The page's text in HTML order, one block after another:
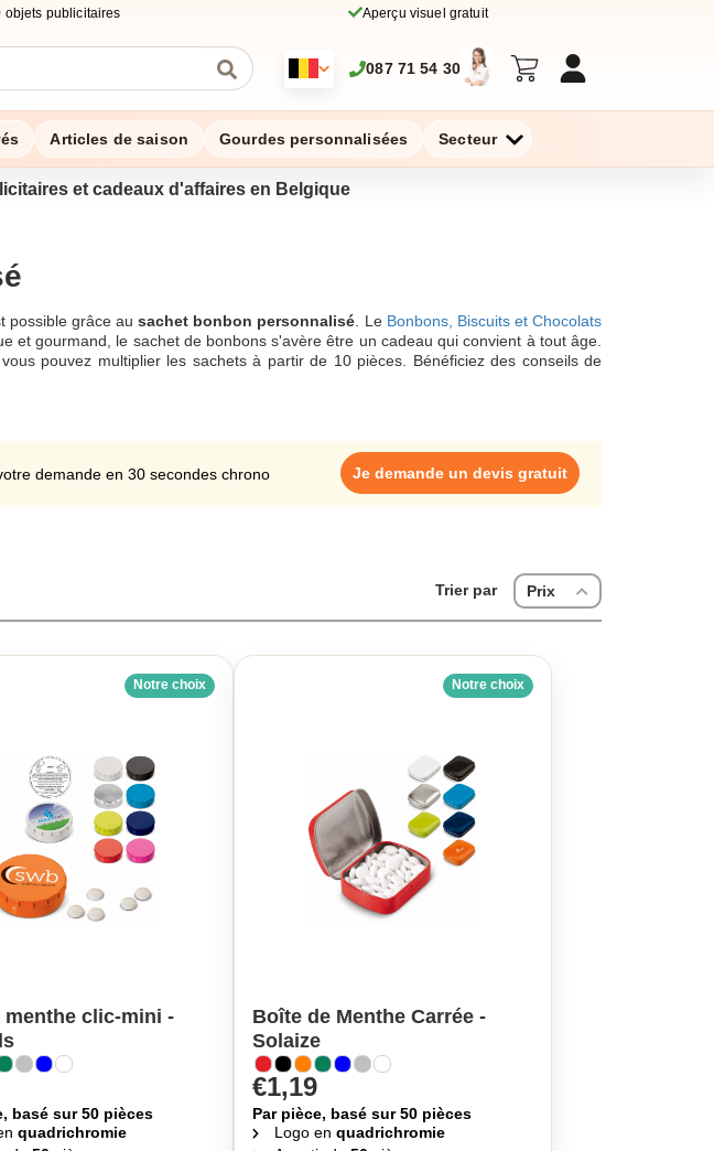
objets publicitaires Aperçu visuel gratuit
087 71 54 30
Articles de saison Gourdes personnalisées Secteur
et cadeaux d'affaires en Belgique
possible grâce ausachet bonbon personnalisé . Le Bonbons, Biscuits et Chocolats
et gourmand, le sachet de bonbons s'avère être un cadeau qui convient à tout âge.
pouvez multiplier les sachets à partir de 10 pièces. Bénéficiez des conseils de
toutes nos offres à petit prix.
le cadeau personnalisé aux couleurs de votre entreprise
demande en 30 secondes chrono Je demande un devis gratuit
Trier par Prix
Notre choix
menthe clic-mini -
basé sur 50 pièces
quadrichromie
Notre choix
Boîte de Menthe Carrée -
Solaize
€1,19
Par pièce, basé sur 50 pièces
Logo en quadrichromie